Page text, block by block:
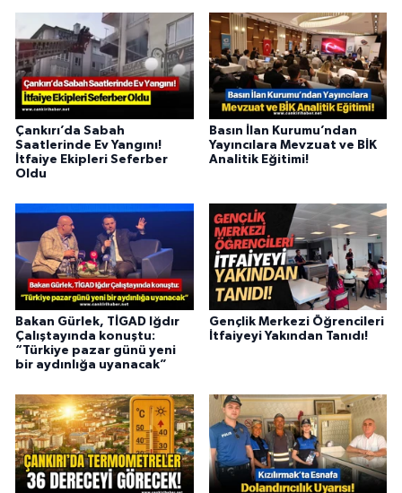
Çankırı’da Sabah
Saatlerinde Ev Yangını!
İtfaiye Ekipleri Seferber
Oldu
Basın İlan Kurumu’ndan
Yayıncılara Mevzuat ve BİK
Analitik Eğitimi!
Bakan Gürlek, TİGAD Iğdır
Çalıştayında konuştu:
“Türkiye pazar günü yeni
bir aydınlığa uyanacak”
Gençlik Merkezi Öğrencileri
İtfaiyeyi Yakından Tanıdı!